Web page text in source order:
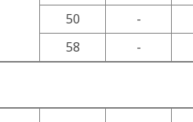
50 -
58 -